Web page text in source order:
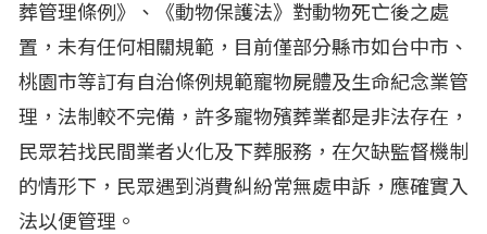
葬管理條例》、《動物保護法》對動物死亡後之處
置，未有任何相關規範，目前僅部分縣市如台中市、
桃園市等訂有自治條例規範寵物屍體及生命紀念業管
理，法制較不完備，許多寵物殯葬業都是非法存在，
民眾若找民間業者火化及下葬服務，在欠缺監督機制
的情形下，民眾遇到消費糾紛常無處申訴，應確實入
法以便管理。